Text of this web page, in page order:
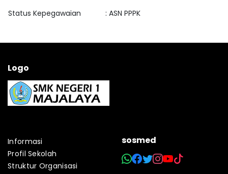
Status Kepegawaian : ASN PPPK
Logo
Informasi
Profil Sekolah
Struktur Organisasi
sosmed